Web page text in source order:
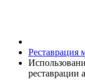
Реставрация
реставрации